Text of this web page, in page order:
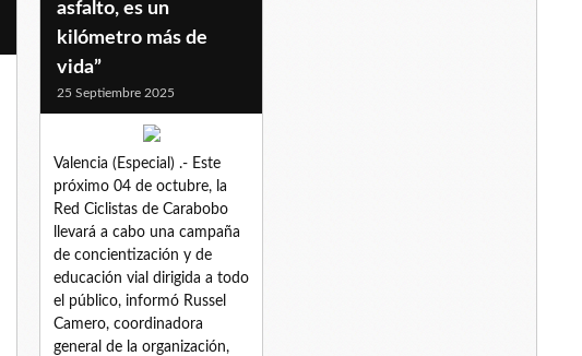
asfalto, es un
kilómetro más de
vida”
25 Septiembre 2025
Valencia (Especial) .- Este
próximo 04 de octubre, la
Red Ciclistas de Carabobo
llevará a cabo una campaña
de concientización y de
educación vial dirigida a todo
el público, informó Russel
Camero, coordinadora
general de la organización,